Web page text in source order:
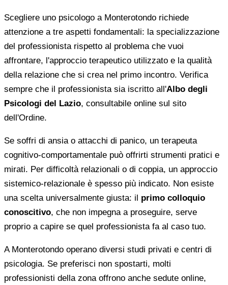
Scegliere uno psicologo a Monterotondo richiede
attenzione a tre aspetti fondamentali: la specializzazione
del professionista rispetto al problema che vuoi
affrontare, l'approccio terapeutico utilizzato e la qualità
della relazione che si crea nel primo incontro. Verifica
sempre che il professionista sia iscritto all'Albo degli
Psicologi del Lazio, consultabile online sul sito
dell'Ordine.
Se soffri di ansia o attacchi di panico, un terapeuta
cognitivo-comportamentale può offrirti strumenti pratici e
mirati. Per difficoltà relazionali o di coppia, un approccio
sistemico-relazionale è spesso più indicato. Non esiste
una scelta universalmente giusta: il primo colloquio
conoscitivo, che non impegna a proseguire, serve
proprio a capire se quel professionista fa al caso tuo.
A Monterotondo operano diversi studi privati e centri di
psicologia. Se preferisci non spostarti, molti
professionisti della zona offrono anche sedute online,